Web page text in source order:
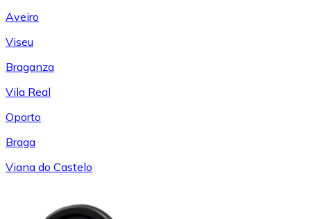
Aveiro
Viseu
Braganza
Vila Real
Oporto
Braga
Viana do Castelo